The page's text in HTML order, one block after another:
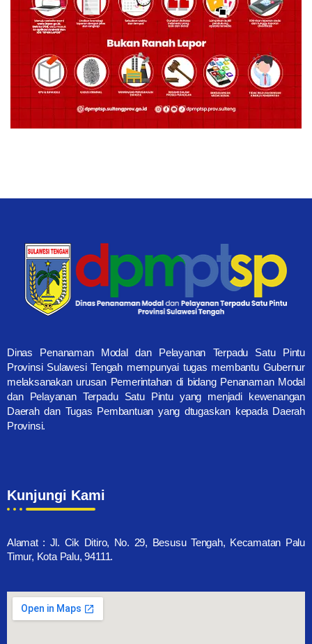
Dinas Penanaman Modal dan Pelayanan Terpadu Satu Pintu
Provinsi Sulawesi Tengah mempunyai tugas membantu Gubernur
melaksanakan urusan Pemerintahan di bidang Penanaman Modal
dan Pelayanan Terpadu Satu Pintu yang menjadi kewenangan
Daerah dan Tugas Pembantuan yang dtugaskan kepada Daerah
Provinsi.
Kunjungi Kami
Alamat : Jl. Cik Ditiro, No. 29, Besusu Tengah, Kecamatan Palu
Timur, Kota Palu, 94111.